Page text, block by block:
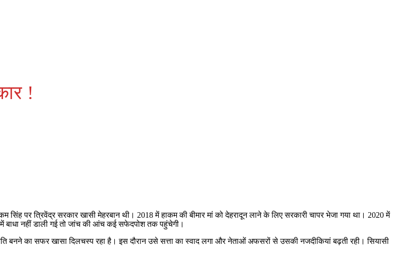
!
सिंह पर त्रिवेंद्र सरकार खासी मेहरबान थी। 2018 में हाकम की बीमार मां को देहरादून लाने के लिए सरकारी चापर भेजा गया था। 2020 में
बाधा नहीं डाली गई तो जांच की आंच कई सफेदपोश तक पहुंचेगी।
बनने का सफर खासा दिलचस्प रहा है। इस दौरान उसे सत्ता का स्वाद लगा और नेताओं अफसरों से उसकी नजदीकियां बढ़ती रही। सियासी